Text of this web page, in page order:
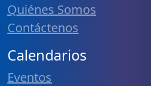
Quiénes Somos
Contáctenos
Calendarios
Eventos